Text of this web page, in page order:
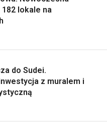
lokale na
do Sudei.
z muralem i